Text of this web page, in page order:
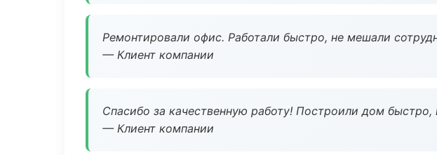
Ремонтировали офис. Работали быстро, не мешали
— Клиент компании
Спасибо за качественную работу! Построили дом быстро,
— Клиент компании